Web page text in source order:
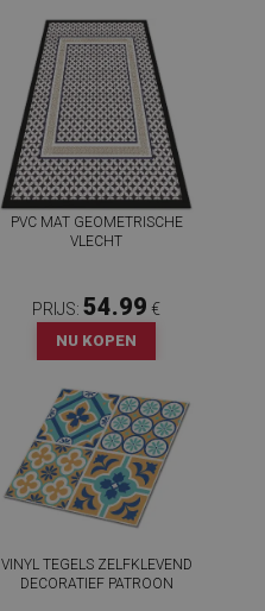
PVC MAT GEOMETRISCHE
VLECHT
PRIJS: 54.99 €
NU KOPEN
VINYL TEGELS ZELFKLEVEND
DECORATIEF PATROON